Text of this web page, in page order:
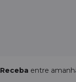
Receba entre